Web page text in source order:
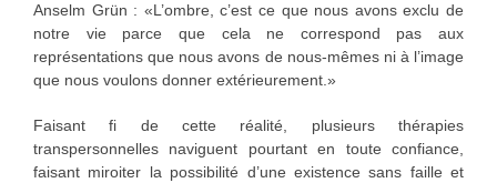
Anselm Grün : «L’ombre, c’est ce que nous avons exclu de
notre vie parce que cela ne correspond pas aux
représentations que nous avons de nous-mêmes ni à l’image
que nous voulons donner extérieurement.»
Faisant fi de cette réalité, plusieurs thérapies
transpersonnelles naviguent pourtant en toute confiance,
faisant miroiter la possibilité d’une existence sans faille et